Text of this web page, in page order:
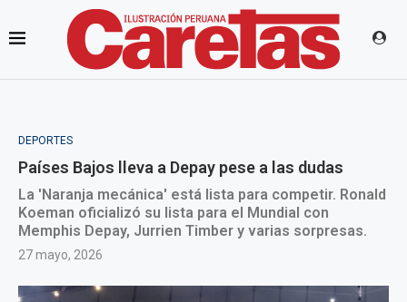
DEPORTES
Países Bajos lleva a Depay pese a las dudas
La 'Naranja mecánica' está lista para competir. Ronald
Koeman oficializó su lista para el Mundial con
Memphis Depay, Jurrien Timber y varias sorpresas.
27 mayo, 2026